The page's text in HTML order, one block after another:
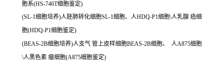
胞系(HS-746T细胞鉴定)
(SL-1细胞培养)人胚肺转化细胞SL-1细胞、人HDQ-P1细胞\人乳腺 癌细
胞(HDQ-P1细胞鉴定)
(BEAS-2B细胞培养)人支气 管上皮样细胞BEAS-2B细胞、 人A875细胞
\人黑色素 瘤细胞(A875细胞鉴定)